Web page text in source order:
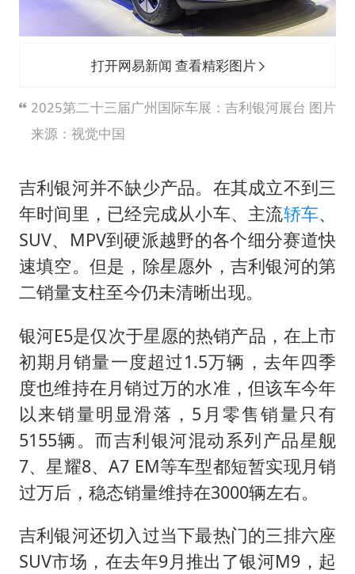
打开网易新闻 查看精彩图片
2025第二十三届广州国际车展：吉利银河展台 图片
来源：视觉中国
吉利银河并不缺少产品。在其成立不到三
年时间里，已经完成从小车、主流轿车、
SUV、MPV到硬派越野的各个细分赛道快
速填空。但是，除星愿外，吉利银河的第
二销量支柱至今仍未清晰出现。
银河E5是仅次于星愿的热销产品，在上市
初期月销量一度超过1.5万辆，去年四季
度也维持在月销过万的水准，但该车今年
以来销量明显滑落，5月零售销量只有
5155辆。而吉利银河混动系列产品星舰
7、星耀8、A7 EM等车型都短暂实现月销
过万后，稳态销量维持在3000辆左右。
吉利银河还切入过当下最热门的三排六座
SUV市场，在去年9月推出了银河M9，起